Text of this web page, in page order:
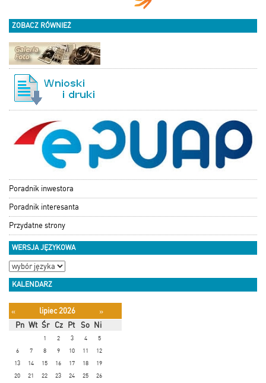
ZOBACZ RÓWNIEŻ
Poradnik inwestora
Poradnik interesanta
Przydatne strony
WERSJA JĘZYKOWA
KALENDARZ
« lipiec 2026
»
Pn Wt Śr Cz Pt So Ni
1 2 3 4
5
6
7 8 9 10 11
12
13
14 15 16 17 18
19
20
21 22 23 24 25 26